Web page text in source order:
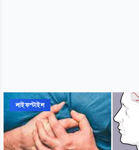
লাইফস্টাইল